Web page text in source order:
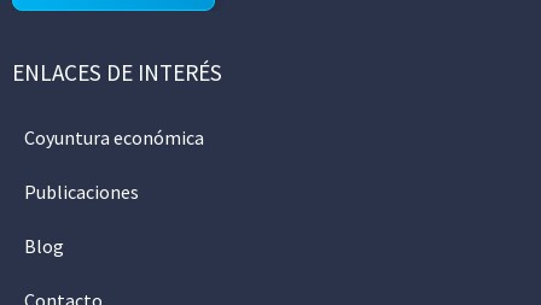
ENLACES DE INTERÉS
Coyuntura económica
Publicaciones
Blog
Contacto